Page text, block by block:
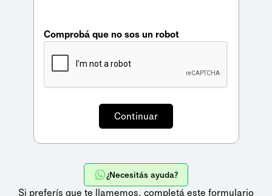
Comprobá que no sos un robot
¿Necesitás ayuda?
Si preferís que te llamemos, completá este formulario